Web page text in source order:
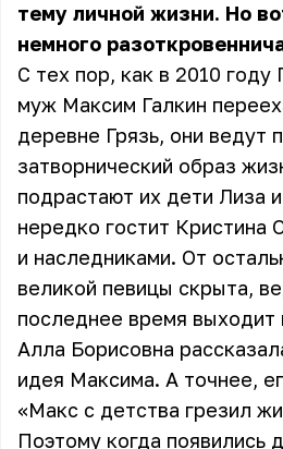
тему личной жизни. Но
немного
С тех пор, как в 2010
муж Максим Галкин
деревне Грязь, они ведут
затворнический образ
подрастают их дети Лиза
нередко гостит Кристина
и наследниками. От
великой певицы скрыта,
последнее время выходит
Алла Борисовна
идея Максима. А точнее,
«Макс с детства грезил
Поэтому когда появились